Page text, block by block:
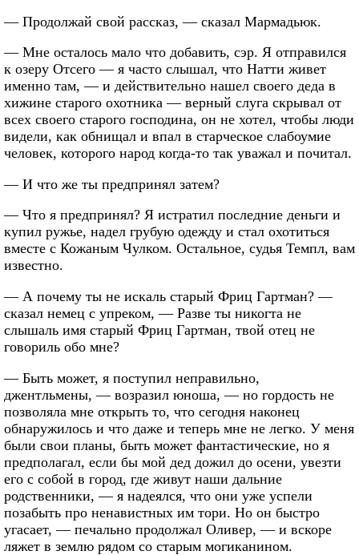
— Продолжай свой рассказ, — сказал Мармадьюк.
— Мне осталось мало что добавить, сэр. Я отправился
к озеру Отсего — я часто слышал, что Натти живет
именно там, — и действительно нашел своего деда в
хижине старого охотника — верный слуга скрывал от
всех своего старого господина, он не хотел, чтобы люди
видели, как обнищал и впал в старческое слабоумие
человек, которого народ когда-то так уважал и почитал.
— И что же ты предпринял затем?
— Что я предпринял? Я истратил последние деньги и
купил ружье, надел грубую одежду и стал охотиться
вместе с Кожаным Чулком. Остальное, судья Темпл, вам
известно.
— А почему ты не искаль старый Фриц Гартман? —
сказал немец с упреком, — Разве ты никогта не
слышаль имя старый Фриц Гартман, твой отец не
говориль обо мне?
— Быть может, я поступил неправильно,
джентльмены, — возразил юноша, — но гордость не
позволяла мне открыть то, что сегодня наконец
обнаружилось и что даже и теперь мне не легко. У меня
были свои планы, быть может фантастические, но я
предполагал, если бы мой дед дожил до осени, увезти
его с собой в город, где живут наши дальние
родственники, — я надеялся, что они уже успели
позабыть про ненавистных им тори. Но он быстро
угасает, — печально продолжал Оливер, — и вскоре
ляжет в землю рядом со старым могиканином.